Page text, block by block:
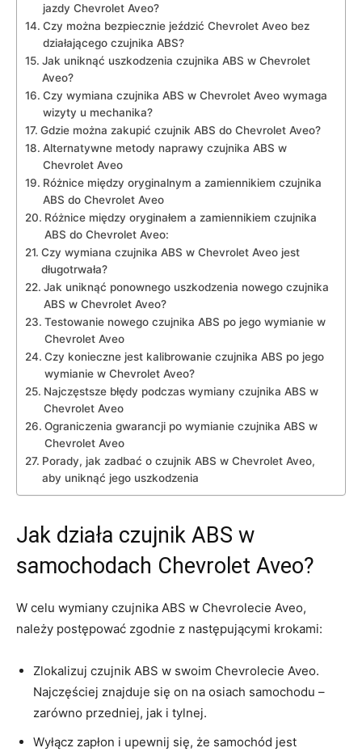
jazdy Chevrolet Aveo?
Czy można bezpiecznie jeździć ‍Chevrolet Aveo bez
działającego czujnika ABS?
Jak uniknąć uszkodzenia czujnika ABS w Chevrolet
Aveo?
Czy wymiana czujnika ABS w Chevrolet Aveo ⁢wymaga
wizyty u mechanika?
Gdzie można zakupić czujnik ABS do Chevrolet ⁣Aveo?
Alternatywne metody naprawy czujnika ABS w
⁤Chevrolet Aveo
Różnice między oryginalnym a zamiennikiem czujnika
ABS do Chevrolet Aveo
Różnice między oryginałem a zamiennikiem ⁣czujnika
ABS do Chevrolet Aveo:
Czy⁢ wymiana czujnika ABS w ⁣Chevrolet ⁢Aveo jest
długotrwała?
Jak uniknąć ponownego uszkodzenia nowego czujnika
ABS ⁣w Chevrolet Aveo?
Testowanie nowego ⁢czujnika ABS po jego wymianie w
Chevrolet Aveo
Czy konieczne jest kalibrowanie czujnika ⁣ABS po jego
wymianie w Chevrolet Aveo?
Najczęstsze błędy podczas wymiany czujnika ABS​ w
Chevrolet⁣ Aveo
Ograniczenia ⁤gwarancji⁣ po wymianie​ czujnika ABS w
Chevrolet Aveo
Porady, jak zadbać o czujnik ABS w Chevrolet Aveo,
aby uniknąć jego uszkodzenia
Jak działa czujnik ABS w
samochodach⁢ Chevrolet Aveo?
W celu wymiany ​czujnika ABS w Chevrolecie⁤ Aveo,
należy postępować zgodnie z następującymi krokami:
Zlokalizuj czujnik ABS w swoim​ Chevrolecie Aveo.
Najczęściej znajduje się on na osiach⁢ samochodu –
zarówno przedniej, jak i tylnej.
Wyłącz zapłon i upewnij się, że samochód jest